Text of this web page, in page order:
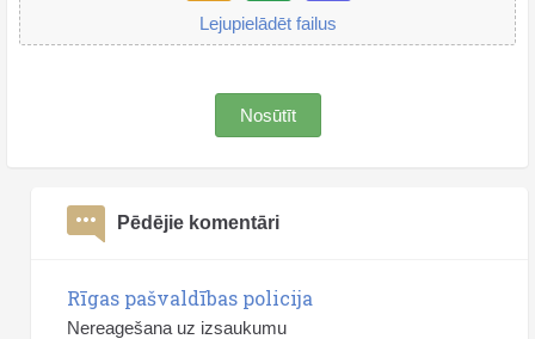
Lejupielādēt failus
Nosūtīt
Pēdējie komentāri
Rīgas pašvaldības policija
Nereagešana uz izsaukumu